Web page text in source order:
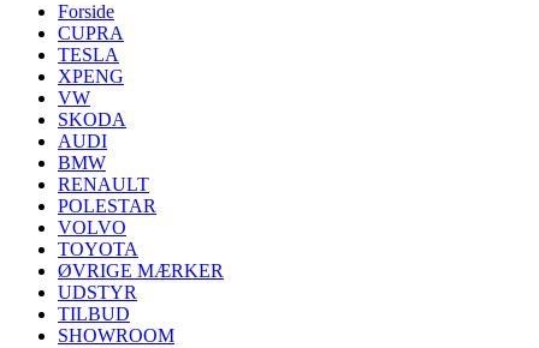
Forside
CUPRA
TESLA
XPENG
VW
SKODA
AUDI
BMW
RENAULT
POLESTAR
VOLVO
TOYOTA
ØVRIGE MÆRKER
UDSTYR
TILBUD
SHOWROOM